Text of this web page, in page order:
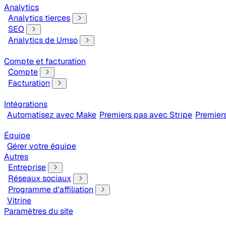
Analytics
Analytics tierces
SEO
Analytics de Umso
Compte et facturation
Compte
Facturation
Intégrations
Automatisez avec Make Premiers pas avec Stripe
Équipe
Gérer votre équipe
Autres
Entreprise
Réseaux sociaux
Programme d'affiliation
Vitrine
Paramètres du site